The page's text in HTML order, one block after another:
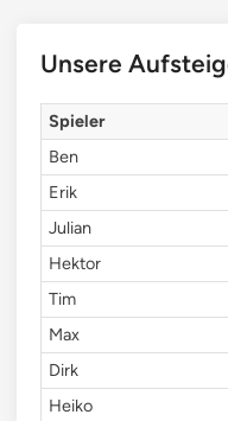
Unsere
Spieler
Ben
Erik
Julian
Hektor
Tim
Max
Dirk
Heiko